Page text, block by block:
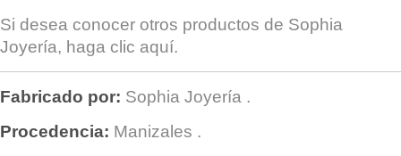
Si desea conocer otros productos de Sophia
Joyería, haga clic aquí.
Fabricado por: Sophia Joyería .
Procedencia: Manizales .